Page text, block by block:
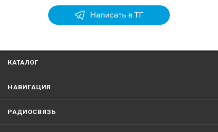
КАТАЛОГ
НАВИГАЦИЯ
РАДИОСВЯЗЬ